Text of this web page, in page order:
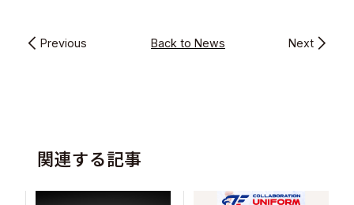
Previous Back to News Next
関連する記事